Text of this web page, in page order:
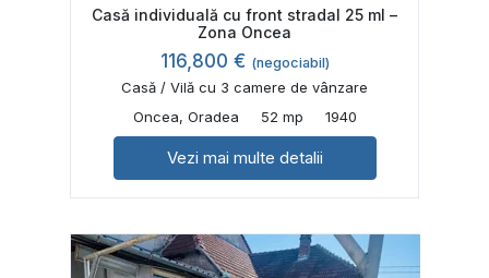
Casă individuală cu front stradal 25 ml –
Zona Oncea
116,800 € (negociabil)
Casă / Vilă cu 3 camere de vânzare
Oncea, Oradea
52 mp 1940
Vezi mai multe detalii